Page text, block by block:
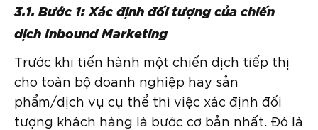
3.1. Bước 1: Xác định đối tượng của chiến
dịch Inbound Marketing
Trước khi tiến hành một chiến dịch tiếp thị
cho toàn bộ doanh nghiệp hay sản
phẩm/dịch vụ cụ thể thì việc xác định đối
tượng khách hàng là bước cơ bản nhất. Đó là